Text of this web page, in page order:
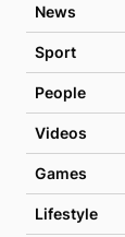
News
Sport
People
Videos
Games
Lifestyle